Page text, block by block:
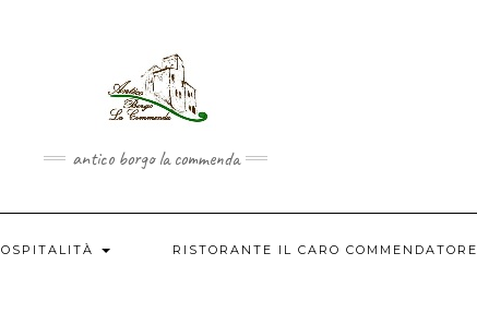
antico borgo la commenda
OSPITALITÀ RISTORANTE IL CARO COMMENDATORE